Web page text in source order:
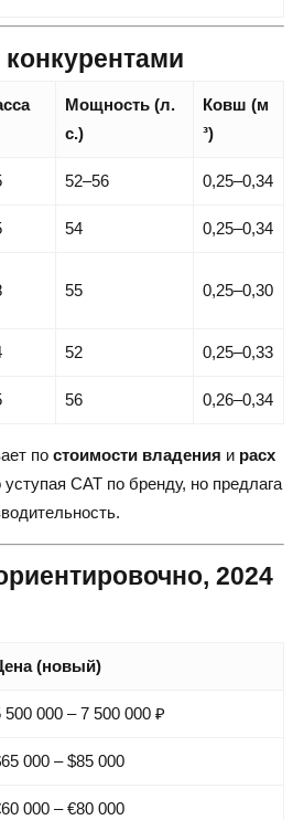
Мощность (л.
с.)
Ковш (м
³)
52–56 0,25–0,34
54 0,25–0,34
55 0,25–0,30
52 0,25–0,33
56 0,26–0,34
по стоимости владения и расх
уступая CAT по бренду, но предлага
2024
(новый)
500 000 – 7 500 000 ₽
000 – $85 000
000 – €80 000